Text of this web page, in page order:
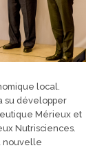
local.
su développer
Mérieux et
Nutrisciences.
nouvelle